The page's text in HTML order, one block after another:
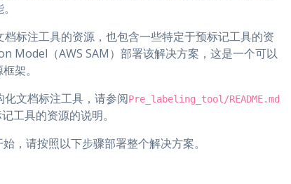
标注工具的资源，也包含一些特定于预标记工具的资
Model（AWS SAM）部署该解决方案，这是一个可以
架。
文档标注工具，请参阅Pre_labeling_tool/README.md
工具的资源的说明。
，请按照以下步骤部署整个解决方案。